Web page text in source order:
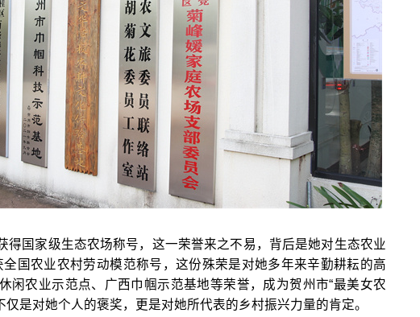
得国家级生态农场称号，这一荣誉来之不易，背后是她对生态农业
国农业农村劳动模范称号，这份殊荣是对她多年来辛勤耕耘的高
闲农业示范点、广西巾帼示范基地等荣誉，成为贺州市“最美女农
仅是对她个人的褒奖，更是对她所代表的乡村振兴力量的肯定。